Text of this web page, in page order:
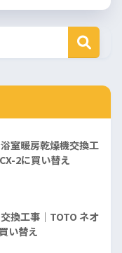
室暖房乾燥機交換工
2に買い替え
換工事｜TOTO ネオ
い替え